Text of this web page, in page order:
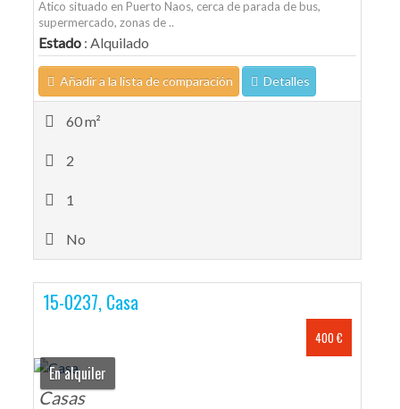
Atico situado en Puerto Naos, cerca de parada de bus,
supermercado, zonas de ..
Estado : Alquilado
Añadir a la lista de comparación Detalles
60 m²
2
1
No
15-0237, Casa
400 €
En alquiler
Casas